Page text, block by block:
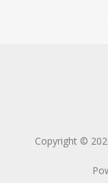
Copyright ©